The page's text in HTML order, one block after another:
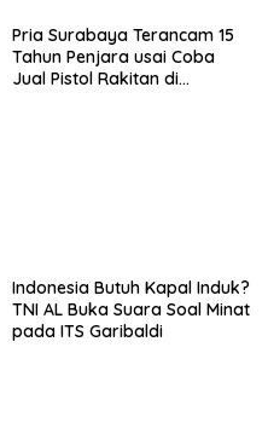
Pria Surabaya Terancam 15
Tahun Penjara usai Coba
Jual Pistol Rakitan di
Indonesia Butuh Kapal Induk?
TNI AL Buka Suara Soal Minat
pada ITS Garibaldi